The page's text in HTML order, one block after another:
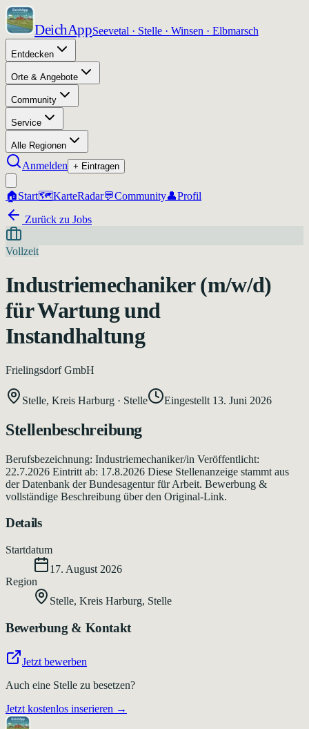
DeichAppSeevetal · Stelle · Winsen · Elbmarsch
Entdecken
Orte & Angebote
Community
Service
Alle Regionen
Anmelden + Eintragen
🏠Start🗺️KarteRadar💬Community👤Profil
Zurück zu Jobs
Vollzeit
Industriemechaniker (m/w/d)
für Wartung und
Instandhaltung
Frielingsdorf GmbH
Stelle, Kreis Harburg · Stelle Eingestellt 13. Juni 2026
Stellenbeschreibung
Berufsbezeichnung: Industriemechaniker/in Veröffentlicht:
22.7.2026 Eintritt ab: 17.8.2026 Diese Stellenanzeige stammt aus
der Datenbank der Bundesagentur für Arbeit. Bewerbung &
vollständige Beschreibung über den Original-Link.
Details
Startdatum
17. August 2026
Region
Stelle, Kreis Harburg, Stelle
Bewerbung & Kontakt
Jetzt bewerben
Auch eine Stelle zu besetzen?
Jetzt kostenlos inserieren →